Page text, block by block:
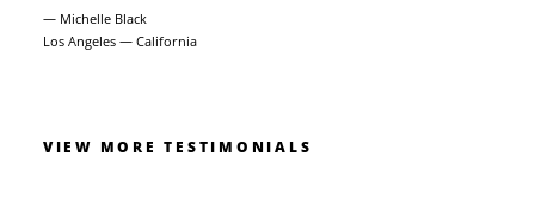
VIEW MORE TESTIMONIALS
— Michelle Black
Los Angeles — California